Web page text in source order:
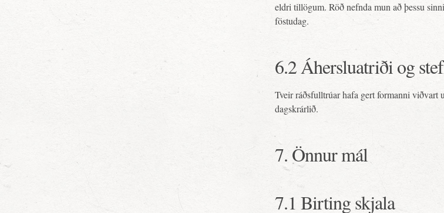
eldri tillögum. Röð nefnda mun að þessu
föstudag.
6.2 Áhersluatriði og
Tveir ráðsfulltrúar hafa gert formanni viðvart
dagskrárlið.
7. Önnur mál
7.1 Birting skjala